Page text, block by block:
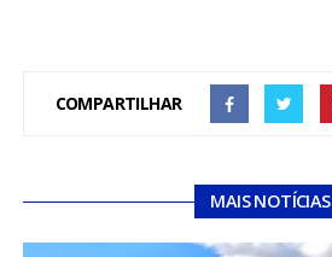
COMPARTILHAR
MAIS NOTÍCIAS